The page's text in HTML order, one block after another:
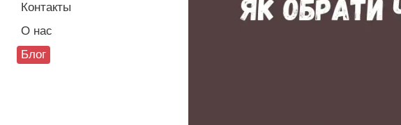
Контакты
О нас
Блог